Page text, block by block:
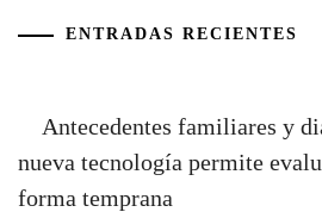
ENTRADAS RECIENTES
Antecedentes familiares y
nueva tecnología permite
forma temprana